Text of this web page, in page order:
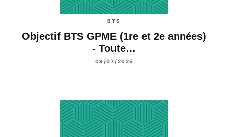
BTS
Objectif BTS GPME (1re et 2e années)
- Toute…
09/07/2025